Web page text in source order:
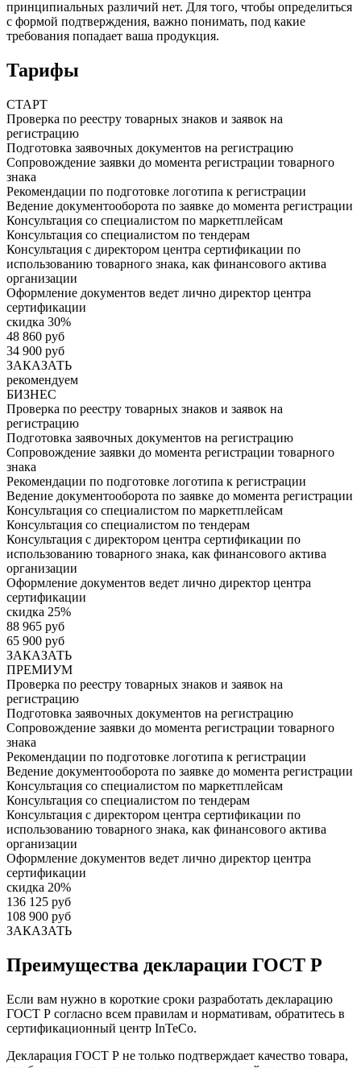
принципиальных различий нет. Для того, чтобы определиться
с формой подтверждения, важно понимать, под какие
требования попадает ваша продукция.
Тарифы
СТАРТ
Проверка по реестру товарных знаков и заявок на
регистрацию
Подготовка заявочных документов на регистрацию
Сопровождение заявки до момента регистрации товарного
знака
Рекомендации по подготовке логотипа к регистрации
Ведение документооборота по заявке до момента регистрации
Консультация со специалистом по маркетплейсам
Консультация со специалистом по тендерам
Консультация с директором центра сертификации по
использованию товарного знака, как финансового актива
организации
Оформление документов ведет лично директор центра
сертификации
скидка 30%
48 860 руб
34 900 руб
ЗАКАЗАТЬ
рекомендуем
БИЗНЕС
Проверка по реестру товарных знаков и заявок на
регистрацию
Подготовка заявочных документов на регистрацию
Сопровождение заявки до момента регистрации товарного
знака
Рекомендации по подготовке логотипа к регистрации
Ведение документооборота по заявке до момента регистрации
Консультация со специалистом по маркетплейсам
Консультация со специалистом по тендерам
Консультация с директором центра сертификации по
использованию товарного знака, как финансового актива
организации
Оформление документов ведет лично директор центра
сертификации
скидка 25%
88 965 руб
65 900 руб
ЗАКАЗАТЬ
ПРЕМИУМ
Проверка по реестру товарных знаков и заявок на
регистрацию
Подготовка заявочных документов на регистрацию
Сопровождение заявки до момента регистрации товарного
знака
Рекомендации по подготовке логотипа к регистрации
Ведение документооборота по заявке до момента регистрации
Консультация со специалистом по маркетплейсам
Консультация со специалистом по тендерам
Консультация с директором центра сертификации по
использованию товарного знака, как финансового актива
организации
Оформление документов ведет лично директор центра
сертификации
скидка 20%
136 125 руб
108 900 руб
ЗАКАЗАТЬ
Преимущества декларации ГОСТ Р
Если вам нужно в короткие сроки разработать декларацию
ГОСТ Р согласно всем правилам и нормативам, обратитесь в
сертификационный центр InTeCo.
Декларация ГОСТ Р не только подтверждает качество товара,